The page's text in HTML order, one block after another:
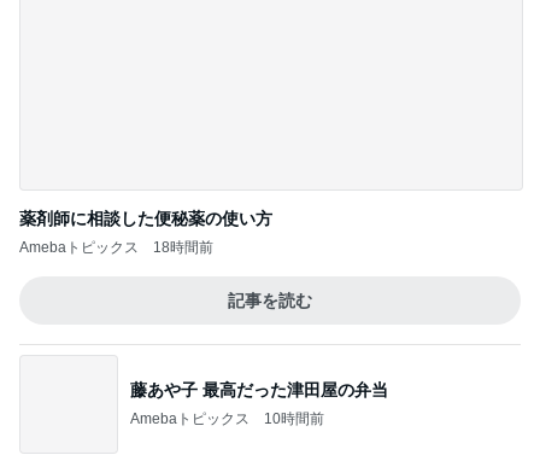
薬剤師に相談した便秘薬の使い方
Amebaトピックス 18時間前
記事を読む
藤あや子 最高だった津田屋の弁当
Amebaトピックス 10時間前